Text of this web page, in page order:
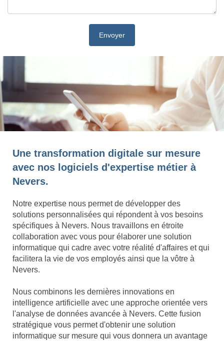
Une transformation digitale sur mesure
avec nos logiciels d'expertise métier à
Nevers.
Notre expertise nous permet de développer des
solutions personnalisées qui répondent à vos besoins
spécifiques à Nevers. Nous travaillons en étroite
collaboration avec vous pour élaborer une solution
informatique qui cadre avec votre réalité d'affaires et qui
facilitera la vie de vos employés ainsi que la vôtre à
Nevers.
Nous combinons les dernières innovations en
intelligence artificielle avec une approche orientée vers
l'analyse de données avancée à Nevers. Cette fusion
stratégique vous permet d'obtenir une solution
informatique sur mesure qui vous donnera un avantage